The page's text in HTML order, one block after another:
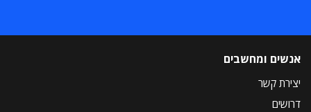
אנשים ומחשבים
יצירת קשר
דרושים